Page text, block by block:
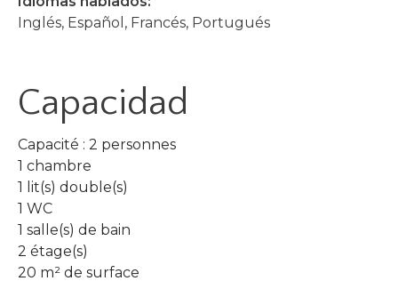
Inglés, Español, Francés, Portugués
Capacidad
Capacité : 2 personnes
1 chambre
1 lit(s) double(s)
1 WC
1 salle(s) de bain
2 étage(s)
20 m² de surface